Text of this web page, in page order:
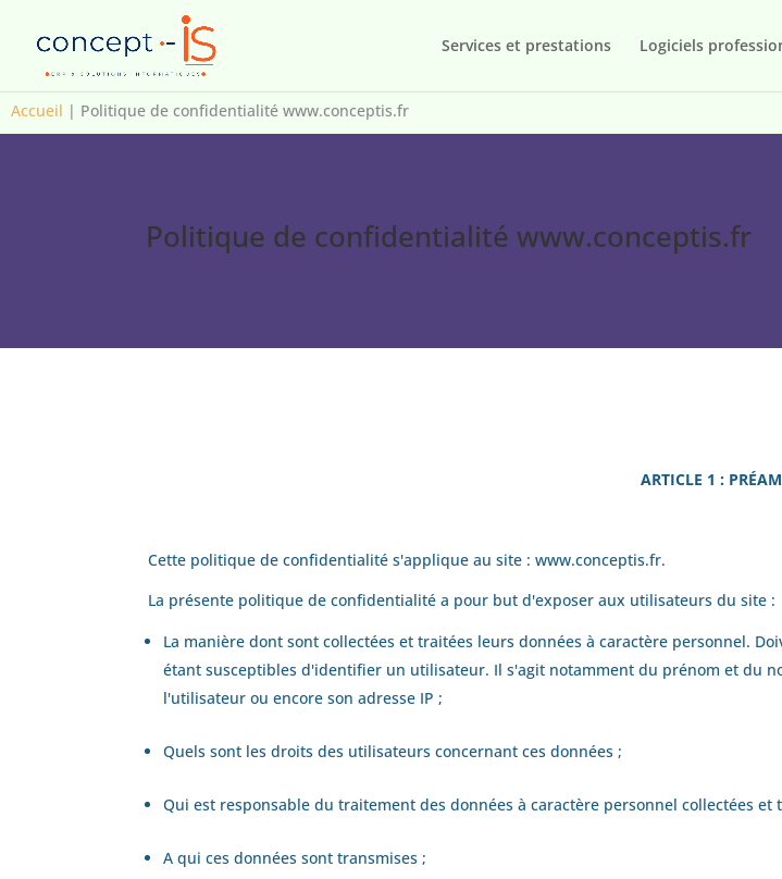
Services et prestations Logiciels
Accueil | Politique de confidentialité www.conceptis.fr
Politique de confidentialité www.conceptis.fr
ARTICLE 1 :
Cette politique de confidentialité s'applique au site :www.conceptis.fr.
La présente politique de confidentialité a pour but d'exposer aux utilisateurs du site :
La manière dont sont collectées et traitées leurs données à caractère personnel.
étant susceptibles d'identifier un utilisateur. Il s'agit notamment du prénom et du
l'utilisateur ou encore son adresse IP ;
Quels sont les droits des utilisateurs concernant ces données ;
Qui est responsable du traitement des données à caractère personnel collectées et
A qui ces données sont transmises ;